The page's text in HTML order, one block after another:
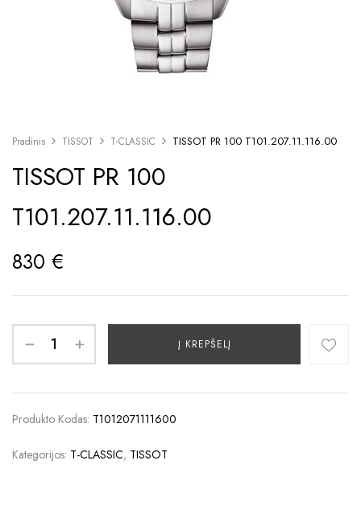
Pradinis TISSOT T-CLASSIC TISSOT PR 100 T101.207.11.116.00
TISSOT PR 100
T101.207.11.116.00
830 €
Į KREPŠELĮ
Produkto Kodas: T1012071111600
Kategorijos: T-CLASSIC, TISSOT